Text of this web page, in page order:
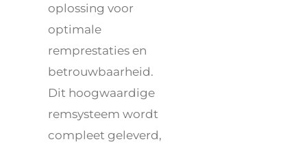
oplossing voor
optimale
remprestaties en
betrouwbaarheid.
Dit hoogwaardige
remsysteem wordt
compleet geleverd,